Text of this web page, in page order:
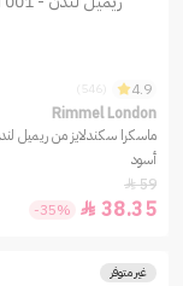
4.9
Rimmel London
أسود
59

38.35

-35%
غير متوفر